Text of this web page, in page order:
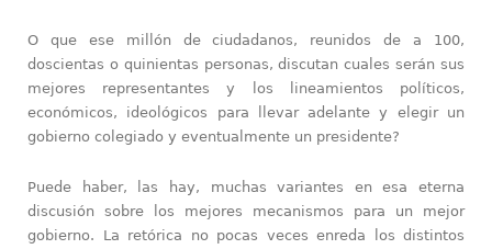
O que ese millón de ciudadanos, reunidos de a 100,
doscientas o quinientas personas, discutan cuales serán sus
mejores representantes y los lineamientos políticos,
económicos, ideológicos para llevar adelante y elegir un
gobierno colegiado y eventualmente un presidente?
Puede haber, las hay, muchas variantes en esa eterna
discusión sobre los mejores mecanismos para un mejor
gobierno. La retórica no pocas veces enreda los distintos